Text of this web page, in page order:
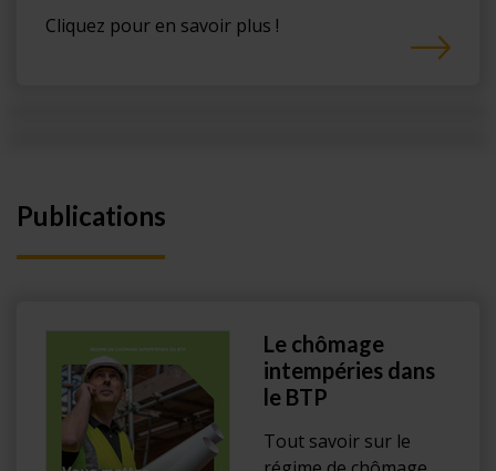
Cliquez pour en savoir plus !
Publications
Le chômage
intempéries dans
le BTP
Tout savoir sur le